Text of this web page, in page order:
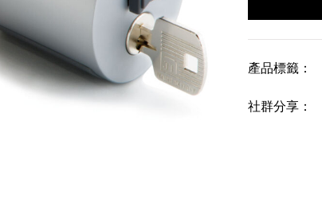
產品標籤：
社群分享：